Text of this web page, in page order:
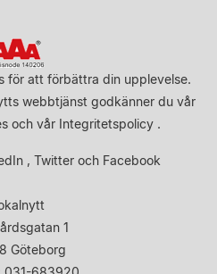
för att förbättra din upplevelse.
webbtjänst godkänner du vår
och vår Integritetspolicy .
, Twitteroch Facebook
1
Göteborg